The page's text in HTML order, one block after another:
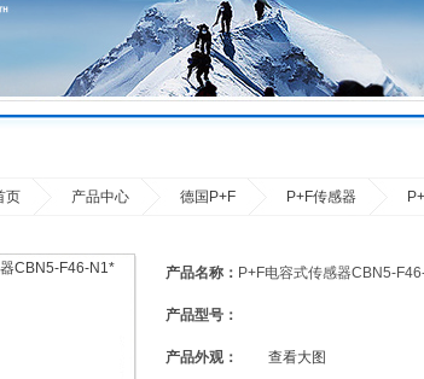
页 产品中心 德国P+F P+F传感器
产品名称： P+F电容式传感器CBN5-
产品型号：
产品外观： 查看大图